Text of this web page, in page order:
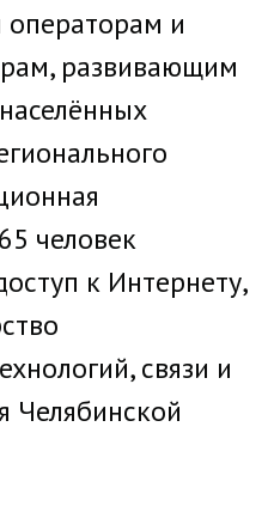
операторам и
развивающим
человек
к Интернету,
связи и
Челябинской